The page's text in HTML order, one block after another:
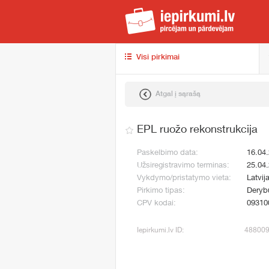
Visi pirkimai
Atgal į sąrašą
EPL ruožo rekonstrukcija
Paskelbimo data:
Užsiregistravimo terminas:
Vykdymo/pristatymo vieta:
Pirkimo tipas:
CPV kodai:
Iepirkumi.lv ID: